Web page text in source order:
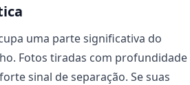
uma parte significativa do
Fotos tiradas com profundidade
sinal de separação. Se suas